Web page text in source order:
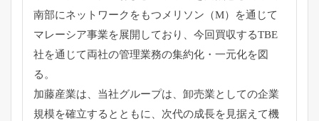
南部にネットワークをもつメリソン（M）
を通じて
マレーシア事業を展開しており、 今回買収するTBE
社を通じて両社の管理業務の集約化・ 一元化を図
る。
加藤産業は、当社グループは、 卸売業としての企業
規模を確立するとともに、 次代の成長を見据えて機